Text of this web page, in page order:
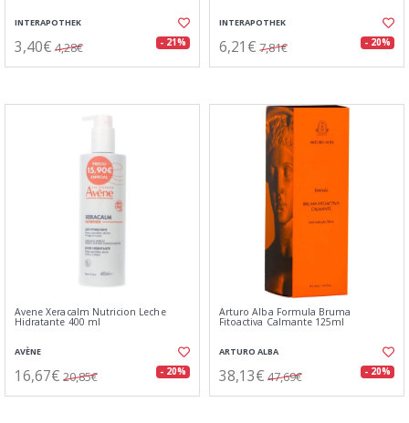
INTERAPOTHEK
3,40€ 4,28€ - 21%
INTERAPOTHEK
6,21€ 7,81€ - 20%
Avene Xeracalm Nutricion Leche
Hidratante 400 ml
AVÈNE
16,67€ 20,85€ - 20%
Arturo Alba Formula Bruma
Fitoactiva Calmante 125ml
ARTURO ALBA
38,13€ 47,69€ - 20%